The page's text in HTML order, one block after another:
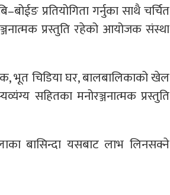
प्रतियोगिता गर्नुका साथै चर्चित
प्रस्तुति रहेको आयोजक संस्था
भूत चिडिया घर, बालबालिकाको खेल
सहितका मनोरञ्जनात्मक प्रस्तुति
बासिन्दा यसबाट लाभ लिनसक्ने